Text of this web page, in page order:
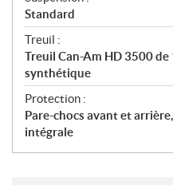
Standard
Treuil :
Treuil Can-Am HD 3500 de
synthétique
Protection :
Pare-chocs avant et
intégrale